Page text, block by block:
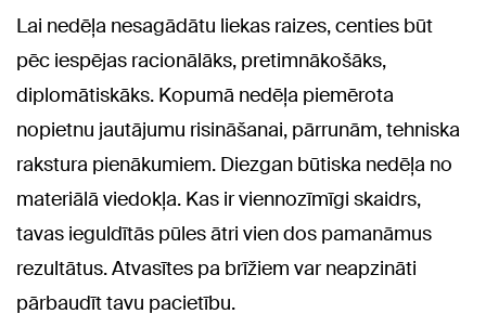
Lai nedēļa nesagādātu liekas raizes, centies būt
pēc iespējas racionālāks, pretimnākošāks,
diplomātiskāks. Kopumā nedēļa piemērota
nopietnu jautājumu risināšanai, pārrunām, tehniska
rakstura pienākumiem. Diezgan būtiska nedēļa no
materiālā viedokļa. Kas ir viennozīmīgi skaidrs,
tavas ieguldītās pūles ātri vien dos pamanāmus
rezultātus. Atvasītes pa brīžiem var neapzināti
pārbaudīt tavu pacietību.